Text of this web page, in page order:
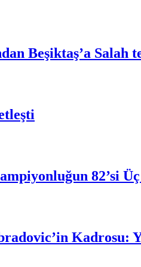
Beşiktaş’a Salah
82’si
Kadrosu: